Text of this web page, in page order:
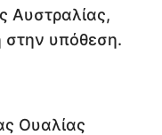
Αυστραλίας,
στην υπόθεση.
Ουαλίας